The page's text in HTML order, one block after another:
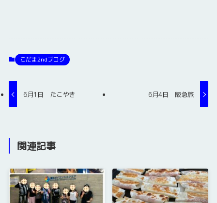
こだま2ndブログ
6月1日 たこやき 6月4日 阪急旅
関連記事